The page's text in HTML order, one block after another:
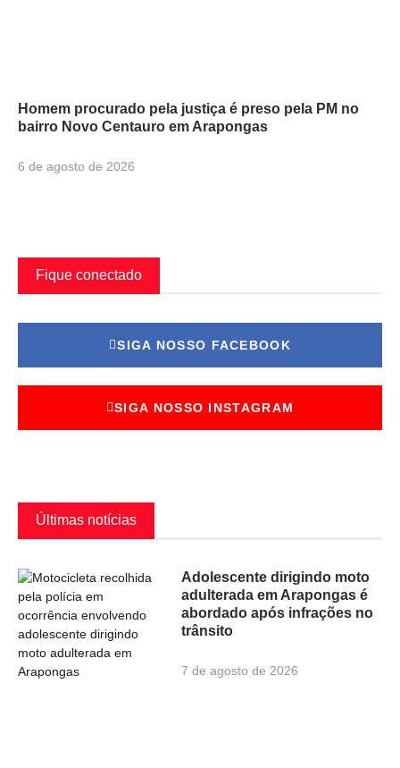
Homem procurado pela justiça é preso pela PM no
bairro Novo Centauro em Arapongas
6 de agosto de 2026
Fique conectado
SIGA NOSSO FACEBOOK
SIGA NOSSO INSTAGRAM
Últimas notícias
Adolescente dirigindo moto
adulterada em Arapongas é
abordado após infrações no
trânsito
7 de agosto de 2026